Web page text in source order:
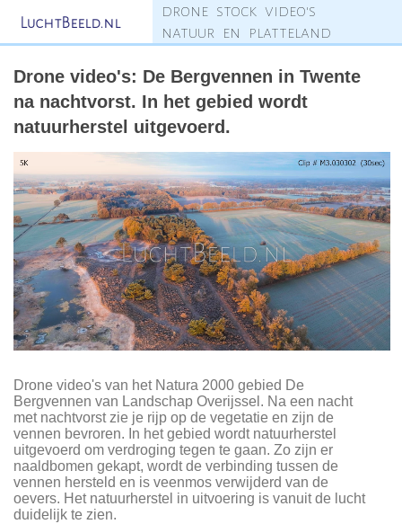
LuchtBeeld.nl
drone stock video's
natuur en platteland
Drone video's: De Bergvennen in Twente
na nachtvorst. In het gebied wordt
natuurherstel uitgevoerd.
Drone video's van het Natura 2000 gebied De
Bergvennen van Landschap Overijssel. Na een nacht
met nachtvorst zie je rijp op de vegetatie en zijn de
vennen bevroren. In het gebied wordt natuurherstel
uitgevoerd om verdroging tegen te gaan. Zo zijn er
naaldbomen gekapt, wordt de verbinding tussen de
vennen hersteld en is veenmos verwijderd van de
oevers. Het natuurherstel in uitvoering is vanuit de lucht
duidelijk te zien.